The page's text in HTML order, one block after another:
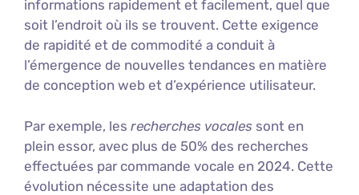
informations rapidement et facilement, quel que
soit l’endroit où ils se trouvent. Cette exigence
de rapidité et de commodité a conduit à
l’émergence de nouvelles tendances en matière
de conception web et d’expérience utilisateur.
Par exemple, les recherches vocales sont en
plein essor, avec plus de 50% des recherches
effectuées par commande vocale en 2024. Cette
évolution nécessite une adaptation des